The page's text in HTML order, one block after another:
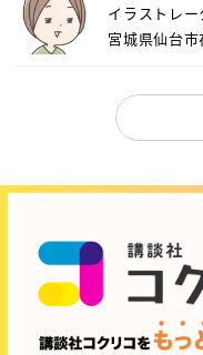
イラストレー
宮城県仙台